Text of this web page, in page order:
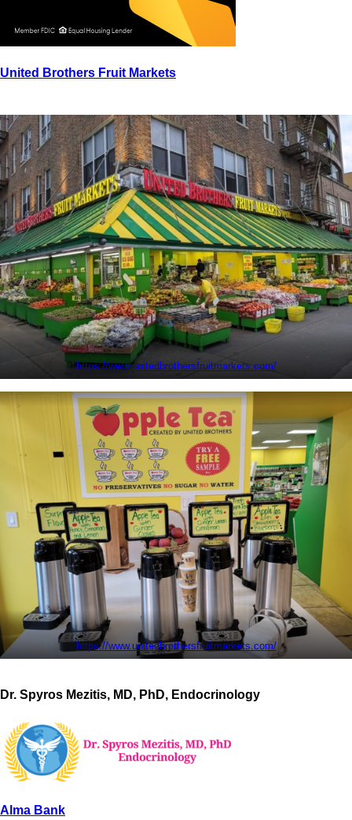
United Brothers Fruit Markets
https://www.unitedbrothersfruitmarkets.com/
https://www.unitedbrothersfruitmarkets.com/
Dr. Spyros Mezitis, MD, PhD, Endocrinology
Alma Bank